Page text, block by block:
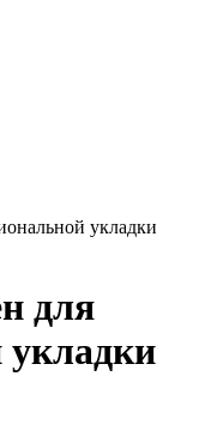
укладки
для
укладки